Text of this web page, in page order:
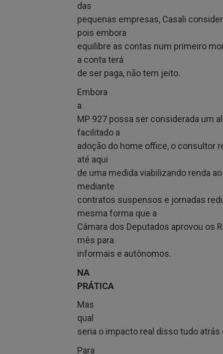
das
pequenas empresas, Casali
pois embora
equilibre as contas num primeiro
a conta terá
de ser paga, não tem jeito.
Embora
a
MP 927 possa ser considerada um
facilitado a
adoção do home office, o consultor
até aqui
de uma medida viabilizando renda
mediante
contratos suspensos e jornadas
mesma forma que a
Câmara dos Deputados aprovou os
mês para
informais e autônomos.
NA
PRÁTICA
Mas
qual
seria o impacto real disso tudo atrás
Para